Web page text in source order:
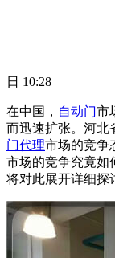
日 10:28
在中国， 自动门市
而迅速扩张。河北
门代理市场的竞争
市场的竞争究竟如
将对此展开详细探